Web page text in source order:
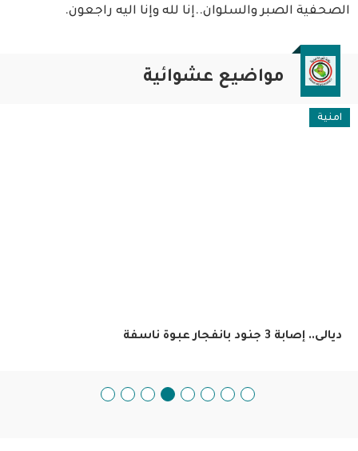
الصحفية الصبر والسلوان..إنا لله وإنا اليه راجعون.
مواضيع عشوائية
امنية
ديالى.. إصابة 3 جنود بانفجار عبوة ناسفة